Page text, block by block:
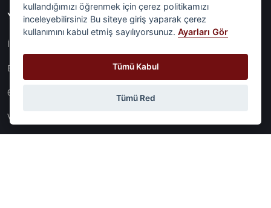
Yasal
İşlem Rehberi̇
Etk İzni̇ Metni̇
6698 Sayili Kvkk Gereği̇nce Veri̇ Sorumlusuna Başvuru Formu
Veri Sorumlularına Başvuru Formu
kullandığımızı öğrenmek için çerez politikamızı
inceleyebilirsiniz Bu siteye giriş yaparak çerez
kullanımını kabul etmiş sayılıyorsunuz.Ayarları Gör
Tümü Kabul
Tümü Red